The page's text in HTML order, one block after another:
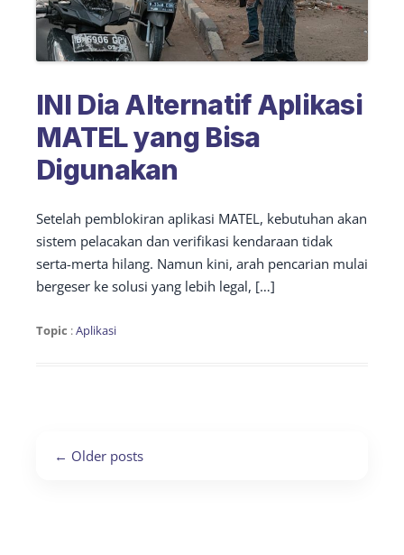
INI Dia Alternatif Aplikasi
MATEL yang Bisa
Digunakan
Setelah pemblokiran aplikasi MATEL, kebutuhan akan
sistem pelacakan dan verifikasi kendaraan tidak
serta-merta hilang. Namun kini, arah pencarian mulai
bergeser ke solusi yang lebih legal, […]
Topic :Aplikasi
Post
← Older posts